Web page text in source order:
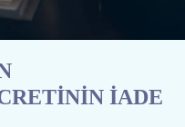
İADE